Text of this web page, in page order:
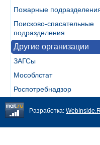
Пожарные
Поисково-спасательные
подразделения
Другие организации
ЗАГСы
Мособлстат
Роспотребнадзор
Разработка: